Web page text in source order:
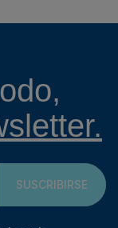
SUSCRIBIRSE